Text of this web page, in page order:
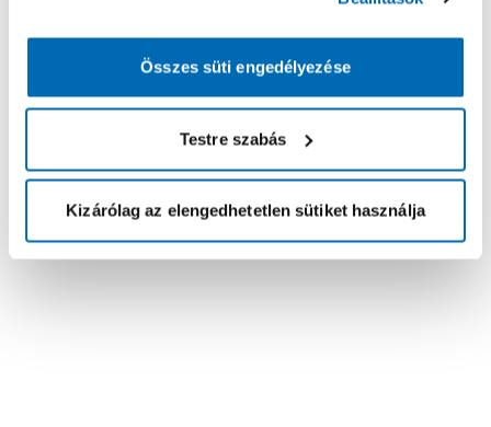
Összes süti engedélyezése
Testre szabás
Kizárólag az elengedhetetlen sütiket használja